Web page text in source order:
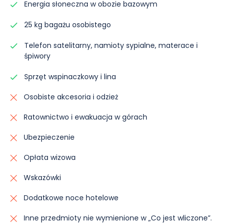
Uczestnicy będą mieli dostęp do udogodnień,
których nie mieli przez 2 tygodnie. Pierwszym z nich
Zakwaterowanie:
dzielonym na dwa.
Posiłki:Śniadanie, obiad i kolacja wliczone w
dostosować się do wszelkich zmian i zapewnić
naszych uczestników.
Zakwaterowanie:
Posiłki:
Śniadanie, obiad i kolacja wliczone,
Energia słoneczna w obozie bazowym
25 kg bagażu osobistego
Telefon satelitarny, namioty sypialne, materace i
śpiwory
Sprzęt wspinaczkowy i lina
Osobiste akcesoria i odzież
Ratownictwo i ewakuacja w górach
Ubezpieczenie
Opłata wizowa
Wskazówki
Dodatkowe noce hotelowe
Inne przedmioty nie wymienione w „Co jest wliczone”.